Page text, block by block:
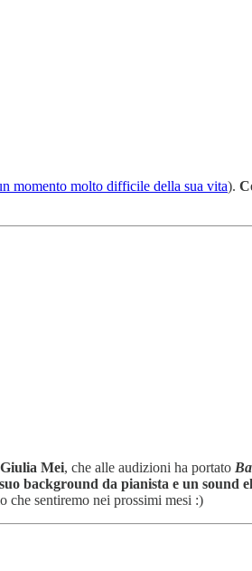
momento molto difficile della sua vita).
Giulia Mei, che alle audizioni ha portato
background da pianista e un sound
che sentiremo nei prossimi mesi :)